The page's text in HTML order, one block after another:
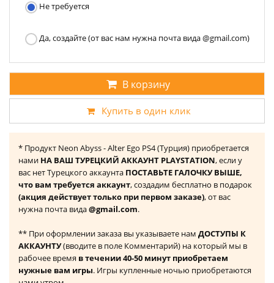
Не требуется
Да, создайте (от вас нам нужна почта вида @gmail.com)
В корзину
Купить в один клик
* Продукт Neon Abyss - Alter Ego PS4 (Турция) приобретается
нами НА ВАШ ТУРЕЦКИЙ АККАУНТ PLAYSTATION, если у
вас нет Турецкого аккаунта ПОСТАВЬТЕ ГАЛОЧКУ ВЫШЕ,
что вам требуется аккаунт, создадим бесплатно в подарок
(акция действует только при первом заказе), от вас
нужна почта вида@gmail.com.
** При оформлении заказа вы указываете нам ДОСТУПЫ К
АККАУНТУ(вводите в поле Комментарий) на который мы в
рабочее время в течении 40-50 минут приобретаем
нужные вам игры. Игры купленные ночью приобретаются